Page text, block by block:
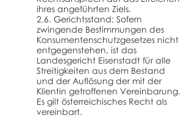
ihres angeführten Ziels.
2.6. Gerichtsstand: Sofern
zwingende Bestimmungen des
Konsumentenschutzgesetzes nicht
entgegenstehen, ist das
Landesgericht Eisenstadt für alle
Streitigkeiten aus dem Bestand
und der Auflösung der mit der
Klientin getroffenen Vereinbarung.
Es gilt österreichisches Recht als
vereinbart.